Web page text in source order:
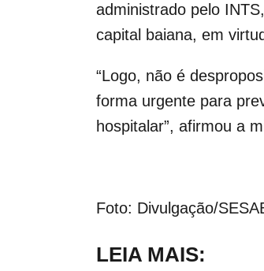
administrado pelo
capital baiana, em
“Logo, não é
forma urgente para
hospitalar”, afirmou a
Foto: Divulgação/
LEIA MAIS: